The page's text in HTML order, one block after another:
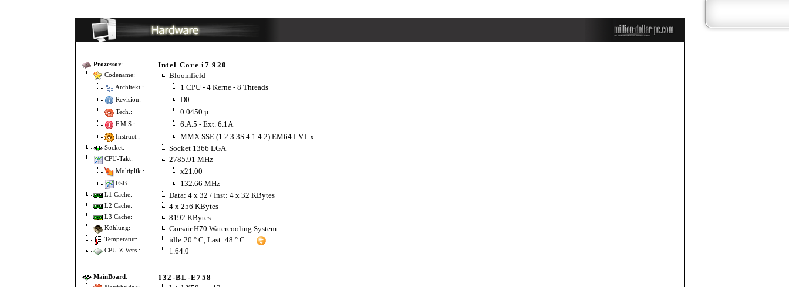
Prozessor: Intel Core i7 920
Codename: Bloomfield
Architekt.: 1 CPU - 4 Kerne - 8 Threads
Revision: D0
Tech.: 0.0450 µ
F.M.S.: 6.A.5 - Ext. 6.1A
Instruct.: MMX SSE (1 2 3 3S 4.1 4.2) EM64T VT-x
Socket: Socket 1366 LGA
CPU-Takt: 2785.91 MHz
Multiplik.: x21.00
FSB: 132.66 MHz
L1 Cache: Data: 4 x 32 / Inst: 4 x 32 KBytes
L2 Cache: 4 x 256 KBytes
L3 Cache: 8192 KBytes
Kühlung: Corsair H70 Watercooling System
Temperatur: idle:20 ° C, Last: 48 ° C
CPU-Z Vers.: 1.64.0
MainBoard: 132-BL-E758